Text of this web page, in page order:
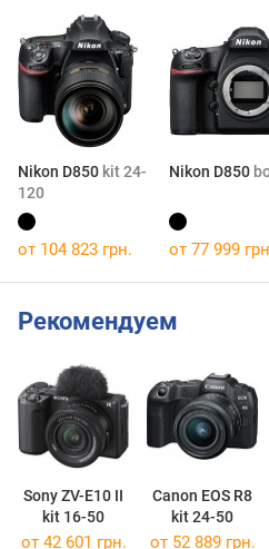
Nikon D850 kit 24-
120
Nikon D850
от 104 823 грн. от 77 999
Рекомендуем
Sony ZV-E10 II
kit 16-50
Canon EOS R8
kit 24-50
от 42 601 грн. от 52 889 грн.